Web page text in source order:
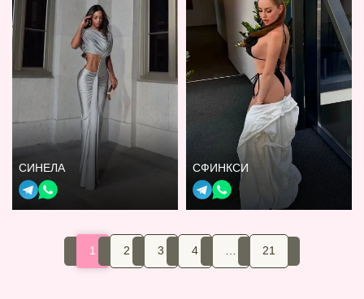
СИНЕЛА СФИНКСИ
1 2 3 4 21